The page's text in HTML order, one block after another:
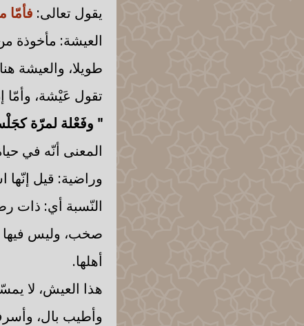
يقول تعالى: فأمّا
العيشة: مأخوذة
طويلا، والعيشة
تقول عَيْشة، وأمّا
" وفَعْلة لمرّة
المعنى أنّه في
وراضية: قيل
النّسبة أي: ذات
صخب، وليس فيها
أهلها.
هذا العيش، لا
وأطيب بال،